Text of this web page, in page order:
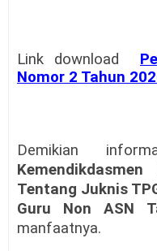
Link download
Nomor 2 Tahun
Demikian
Tentang Juknis
Guru Non ASN
manfaatnya.